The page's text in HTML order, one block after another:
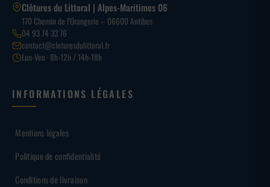
Clôtures du Littoral | Alpes-Maritimes 06
170 Chemin de l’Orangerie – 06600 Antibes
04 93 74 33 76
contact@cloturesdulittoral.fr
Lun-Ven · 8h-12h / 14h-18h
INFORMATIONS LÉGALES
Mentions légales
Politique de confidentialité
Conditions de livraison